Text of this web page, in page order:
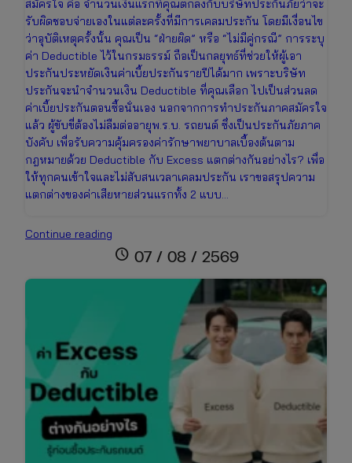
สมัครใจ คือ จำนวนเงินแรกที่คุณตกลงกับบริษัทประกันภัยว่าจะ
รับผิดชอบจ่ายเองในแต่ละครั้งที่มีการเคลมประกัน โดยมีเงื่อนไข
ว่าอุบัติเหตุครั้งนั้น คุณเป็น “ฝ่ายผิด” หรือ “ไม่มีคู่กรณี” การระบุ
ค่า Deductible ไว้ในกรมธรรม์ ถือเป็นกลยุทธ์ที่ช่วยให้ผู้เอา
ประกันประหยัดเงินค่าเบี้ยประกันรายปีได้มาก เพราะบริษัท
ประกันจะนำจำนวนเงิน Deductible ที่คุณเลือก ไปเป็นส่วนลด
ค่าเบี้ยประกันตอนซื้อนั่นเอง นอกจากการทำประกันภาคสมัครใจ
แล้ว ผู้ขับขี่ต้องไม่ลืมต่ออายุพ.ร.บ. รถยนต์ ซึ่งเป็นประกันภัยภาค
บังคับ เพื่อรับความคุ้มครองค่ารักษาพยาบาลเบื้องต้นตาม
กฎหมายด้วย Deductible กับ Excess แตกต่างกันอย่างไร? เพื่อ
ให้ทุกคนเข้าใจและไม่สับสนเวลาเคลมประกัน เราขอสรุปความ
แตกต่างของค่าเสียหายส่วนแรกทั้ง 2 แบบ…
Continue reading
คือ
รถ
รู้
ก่อน
ซื้อ
ประกัน
schedule 07 / 08 / 2569